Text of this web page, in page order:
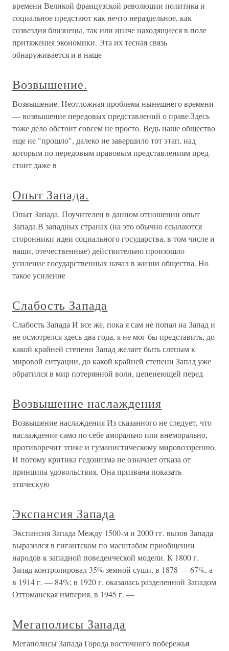
времени Великой французской революции политика и
социальное предстают как нечто нераздельное, как
созвездия близнецы, так или иначе находящиеся в поле
притяжения экономики. Эта их тесная связь
обнаруживается и в наше
Возвышение.
Возвышение. Неотложная проблема нынешнего времени
— возвышение передовых представлений о праве.Здесь
тоже дело обстоит совсем не просто. Ведь наше общество
еще не "прошло", далеко не завершило тот этап, над
которым по передовым правовым представлениям пред­
стоит даже в
Опыт Запада.
Опыт Запада. Поучителен в данном отношении опыт
Запада.В западных странах (на это обычно ссылаются
сторон­ники идеи социального государства, в том числе и
наши, отечественные) действительно произошло
усиление государ­ственных начал в жизни общества. Но
такое усиление
Слабость Запада
Слабость Запада И все же, пока я сам не попал на За­пад и
не осмотрелся здесь два года, я не мог бы представить, до
какой крайней степени Запад желает быть слепым к
мировой ситуации, до какой крайней степени Запад уже
обратился в мир потерянной воли, цепенеющей перед
Возвышение наслаждения
Возвышение наслаждения Из сказанного не следует, что
наслаждение само по себе аморально или внеморально,
противоречит этике и гуманистическому мировоззрению.
И потому критика гедонизма не означает отказа от
принципа удовольствия. Она призвана показать
этическую
Экспансия Запада
Экспансия Запада Между 1500-м и 2000 гг. вызов Запада
выразился в гигантском по масштабам приобщении
народов к западной поведенческой модели. К 1800 г.
Запад контролировал 35% земной суши, в 1878 — 67%, а
в 1914 г. — 84%; в 1920 г. оказалась разделенной Западом
Оттоманская империя, в 1945 г. —
Мегаполисы Запада
Мегаполисы Запада Города восточного побережья